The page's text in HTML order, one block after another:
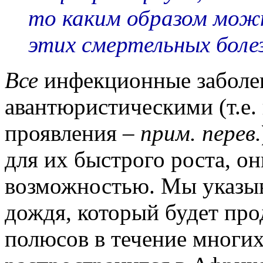
то каким образом
этих смертельных
Все инфекционные
авантюристическими
проявления – прим. перев.
для их быстрого роста,
возможностью. Мы
дождя, который будет
полюсов в течение